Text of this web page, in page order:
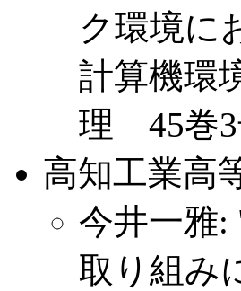
ク環境に
計算機環
理 45巻3
高知工業高
今井一雅:
取り組み